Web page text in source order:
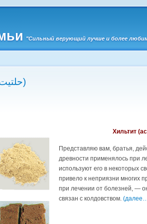
"Сильный верующий лучше и более
Хильтит (асафетида, حلتيت)
Хильтит
Представляю вам, братья,
древности применялось при
используют его в некоторых
привело к неприязни многих
при лечении от болезней, —
связан с колдовством.